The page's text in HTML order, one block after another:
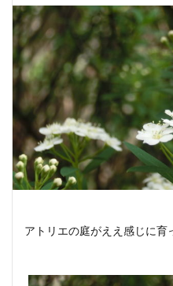
アトリエの庭がええ感じに育